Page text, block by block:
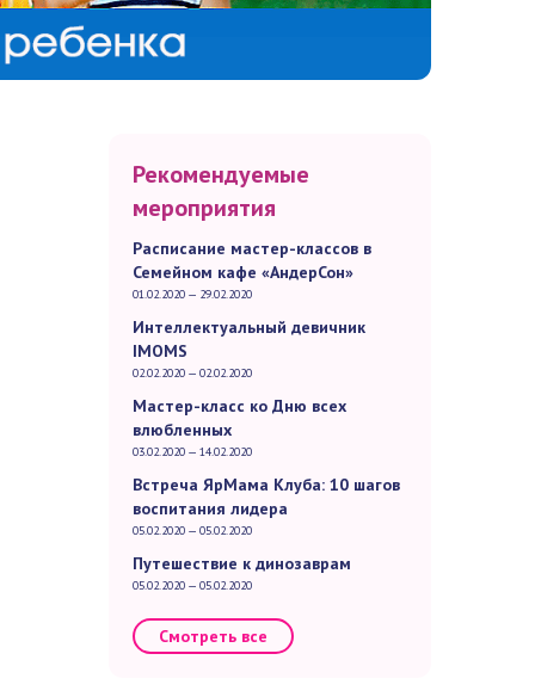
Рекомендуемые
мероприятия
Расписание мастер-классов в
Семейном кафе «АндерСон»
01.02.2020 — 29.02.2020
Интеллектуальный девичник
IMOMS
02.02.2020 — 02.02.2020
Мастер-класс ко Дню всех
влюбленных
03.02.2020 — 14.02.2020
Встреча ЯрМама Клуба: 10 шагов
воспитания лидера
05.02.2020 — 05.02.2020
Путешествие к динозаврам
05.02.2020 — 05.02.2020
Смотреть все